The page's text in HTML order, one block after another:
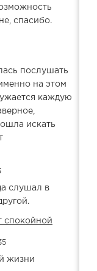
спасибо.
послушать
на этом
каждую
искать
слушал в
спокойной
жизни